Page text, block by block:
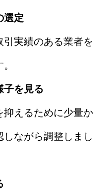
選定
実績のある業者を
子を見る
えるために少量か
しながら調整しまし